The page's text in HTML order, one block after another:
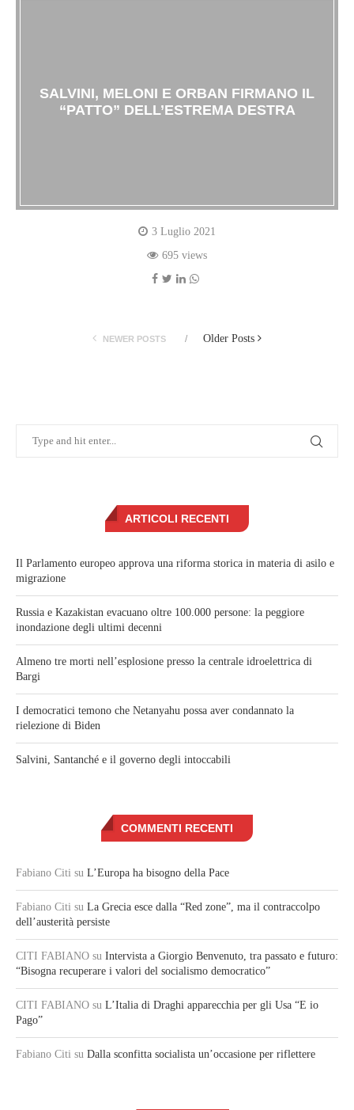
SALVINI, MELONI E ORBAN FIRMANO IL
“PATTO” DELL’ESTREMA DESTRA
3 Luglio 2021
695 views
NEWER POSTS Older Posts
ARTICOLI RECENTI
Il Parlamento europeo approva una riforma storica in materia di asilo e
migrazione
Russia e Kazakistan evacuano oltre 100.000 persone: la peggiore
inondazione degli ultimi decenni
Almeno tre morti nell’esplosione presso la centrale idroelettrica di
Bargi
I democratici temono che Netanyahu possa aver condannato la
rielezione di Biden
Salvini, Santanché e il governo degli intoccabili
COMMENTI RECENTI
Fabiano Citi su L’Europa ha bisogno della Pace
Fabiano Citi su La Grecia esce dalla “Red zone”, ma il contraccolpo
dell’austerità persiste
CITI FABIANO su Intervista a Giorgio Benvenuto, tra passato e futuro:
“Bisogna recuperare i valori del socialismo democratico”
CITI FABIANO su L’Italia di Draghi apparecchia per gli Usa “E io
Pago”
Fabiano Citi su Dalla sconfitta socialista un’occasione per riflettere